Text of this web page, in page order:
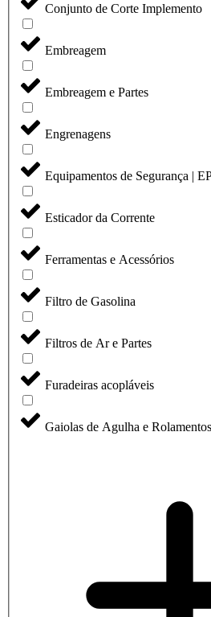
Conjunto de Corte Implemento
Embreagem
Embreagem e Partes
Engrenagens
Equipamentos de Segurança |
Esticador da Corrente
Ferramentas e Acessórios
Filtro de Gasolina
Filtros de Ar e Partes
Furadeiras acopláveis
Gaiolas de Agulha e Rolamentos